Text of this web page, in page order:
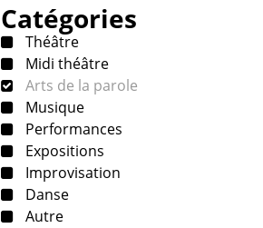
Catégories
Théâtre
Midi théâtre
Arts de la parole
Musique
Performances
Expositions
Improvisation
Danse
Autre